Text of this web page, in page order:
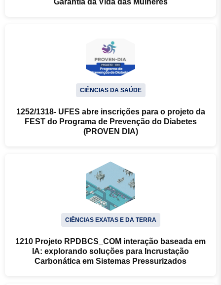
Garantia da Vida das Mulheres
CIÊNCIAS DA SAÚDE
1252/1318- UFES abre inscrições para o projeto da
FEST do Programa de Prevenção do Diabetes
(PROVEN DIA)
CIÊNCIAS EXATAS E DA TERRA
1210 Projeto RPDBCS_COM interação baseada em
IA: explorando soluções para Incrustação
Carbonática em Sistemas Pressurizados